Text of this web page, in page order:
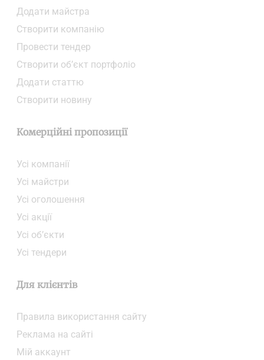
Додати майстра
Створити компанiю
Провести тендер
Створити об’єкт портфоліо
Додати статтю
Створити новину
Комерційні пропозиції
Усі компанії
Усі майстри
Усі оголошення
Усі акції
Усі об’єкти
Усі тендери
Для клієнтів
Правила використання сайту
Реклама на сайті
Мій аккаунт